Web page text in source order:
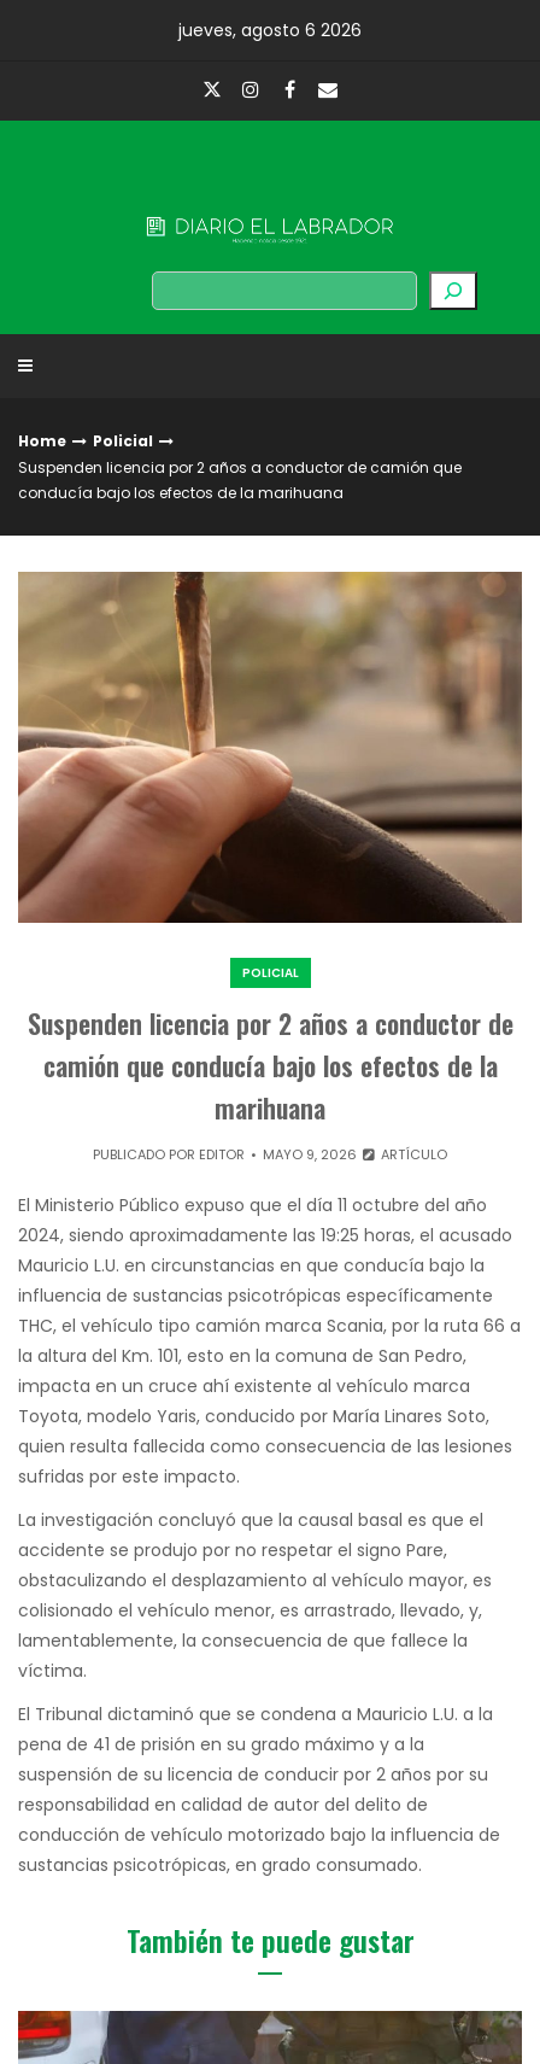
jueves, agosto 6 2026
Buscar
Home
Policial
Suspenden licencia por 2 años a conductor de camión que
conducía bajo los efectos de la marihuana
POLICIAL
Suspenden licencia por 2 años a conductor de
camión que conducía bajo los efectos de la
marihuana
PUBLICADO POR EDITOR MAYO 9, 2026 ARTÍCULO
El Ministerio Público expuso que el día 11 octubre del año
2024, siendo aproximadamente las 19:25 horas, el acusado
Mauricio L.U. en circunstancias en que conducía bajo la
influencia de sustancias psicotrópicas específicamente
THC, el vehículo tipo camión marca Scania, por la ruta 66 a
la altura del Km. 101, esto en la comuna de San Pedro,
impacta en un cruce ahí existente al vehículo marca
Toyota, modelo Yaris, conducido por María Linares Soto,
quien resulta fallecida como consecuencia de las lesiones
sufridas por este impacto.
La investigación concluyó que la causal basal es que el
accidente se produjo por no respetar el signo Pare,
obstaculizando el desplazamiento al vehículo mayor, es
colisionado el vehículo menor, es arrastrado, llevado, y,
lamentablemente, la consecuencia de que fallece la
víctima.
El Tribunal dictaminó que se condena a Mauricio L.U. a la
pena de 41 de prisión en su grado máximo y a la
suspensión de su licencia de conducir por 2 años por su
responsabilidad en calidad de autor del delito de
conducción de vehículo motorizado bajo la influencia de
sustancias psicotrópicas, en grado consumado.
También te puede gustar